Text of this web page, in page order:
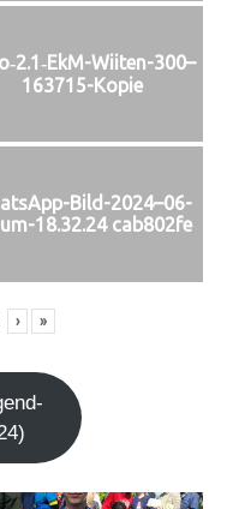
Wiiten-300–
163715-Kopie
Bild-2024–06-
18.32.24 cab802fe
› »